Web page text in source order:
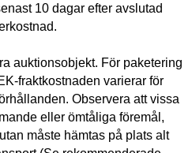
10 dagar efter avslutad
auktionsobjekt. För paketering
fraktkostnaden varierar för
Observera att vissa
eller ömtåliga föremål,
måste hämtas på plats alt